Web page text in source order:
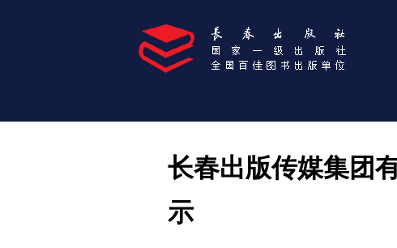
长春出版传媒集团
示